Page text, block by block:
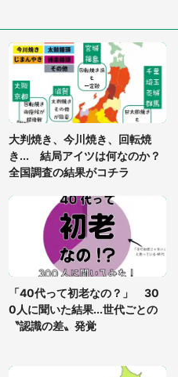
本当に気持ち悪い」 道端でバ
生の野菜〟に6.5万人戦慄
ンの耳」と1.4万人困惑
。なんとか見つけた民家に助け
男性が...」
て、あなたにこれをあげる」
ぬお婆さんに握らされたもの
）
大判焼き、今川焼き、回転焼
き... 結局アイツは何なのか？
全国調査の結果がコチラ
「40代って初老なの？」 30
0人に聞いた結果...世代ごとの
〝認識の差〟発覚